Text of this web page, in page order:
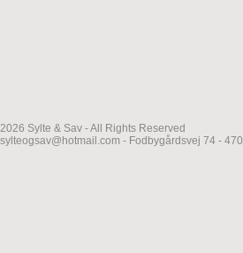
2026 Sylte & Sav - All Rights Reserved
sylteogsav@hotmail.com - Fodbygårdsvej 74 -